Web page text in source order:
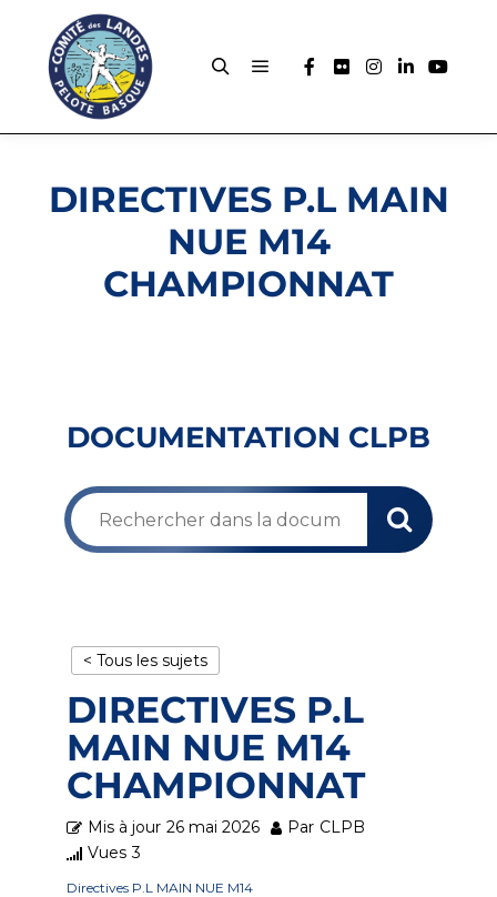
DIRECTIVES P.L MAIN
NUE M14
CHAMPIONNAT
DOCUMENTATION CLPB
< Tous les sujets
DIRECTIVES P.L
MAIN NUE M14
CHAMPIONNAT
Mis à jour 26 mai 2026 Par CLPB
Vues 3
Directives P.L MAIN NUE M14